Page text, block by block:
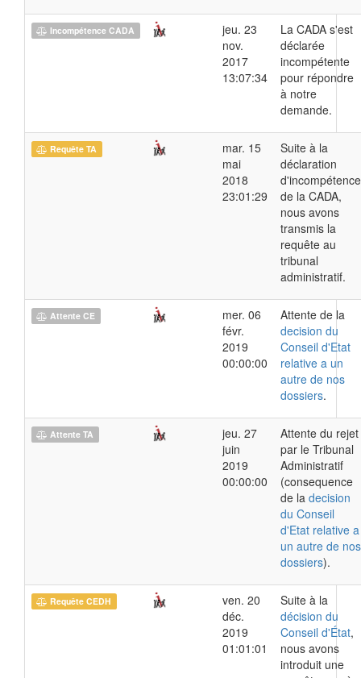
Incompétence CADA
jeu. 23
nov.
2017
13:07:34
La CADA s'est
déclarée
incompétente
pour répondre
à notre
demande.
Requête TA
mar. 15
mai
2018
23:01:29
Suite à la
déclaration
d'incompétence
de la CADA,
nous avons
transmis la
requête au
tribunal
administratif.
Attente CE
mer. 06
févr.
2019
00:00:00
Attente de la
decision du
Conseil d'Etat
relative a un
autre de nos
dossiers.
Attente TA
jeu. 27
juin
2019
00:00:00
Attente du rejet
par le Tribunal
Administratif
(consequence
de la decision
du Conseil
d'Etat relative a
un autre de nos
dossiers).
Requête CEDH
ven. 20
déc.
2019
01:01:01
Suite à la
décision du
Conseil d'État,
nous avons
introduit une